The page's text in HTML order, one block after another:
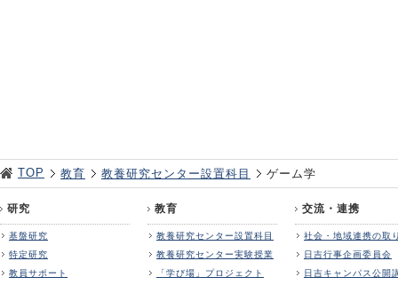
TOP 教育 教養研究センター設置科目 ゲーム学
研究
基盤研究
特定研究
教員サポート
教育
教養研究センター設置科目
教養研究センター実験授業
「学び場」プロジェクト
交流・連携
社会・地域連携の取
日吉行事企画委員会
日吉キャンパス公開